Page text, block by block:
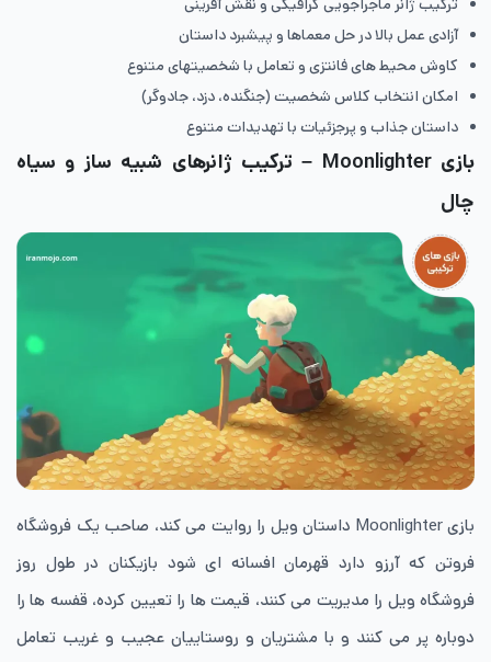
آزادی عمل بالا در حل معماها و پیشبرد داستان
کاوش محیط های فانتزی و تعامل با شخصیتهای متنوع
امکان انتخاب کلاس شخصیت (جنگنده، دزد، جادوگر)
داستان جذاب و پرجزئیات با تهدیدات متنوع
بازیMoonlighter – ترکیب ژانرهای شبیه ساز و سیاه
چال
بازی Moonlighter داستان ویل را روایت می کند، صاحب یک فروشگاه
فروتن که آرزو دارد قهرمان افسانه ای شود بازیکنان در طول روز
فروشگاه ویل را مدیریت می کنند، قیمت ها را تعیین کرده، قفسه ها را
دوباره پر می کنند و با مشتریان و روستاییان عجیب و غریب تعامل